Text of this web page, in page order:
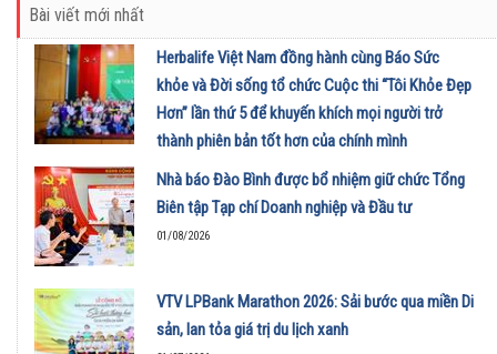
Bài viết mới nhất
Herbalife Việt Nam đồng hành cùng Báo Sức
khỏe và Đời sống tổ chức Cuộc thi “Tôi Khỏe Đẹp
Hơn” lần thứ 5 để khuyến khích mọi người trở
thành phiên bản tốt hơn của chính mình
01/08/2026
Nhà báo Đào Bình được bổ nhiệm giữ chức Tổng
Biên tập Tạp chí Doanh nghiệp và Đầu tư
01/08/2026
VTV LPBank Marathon 2026: Sải bước qua miền Di
sản, lan tỏa giá trị du lịch xanh